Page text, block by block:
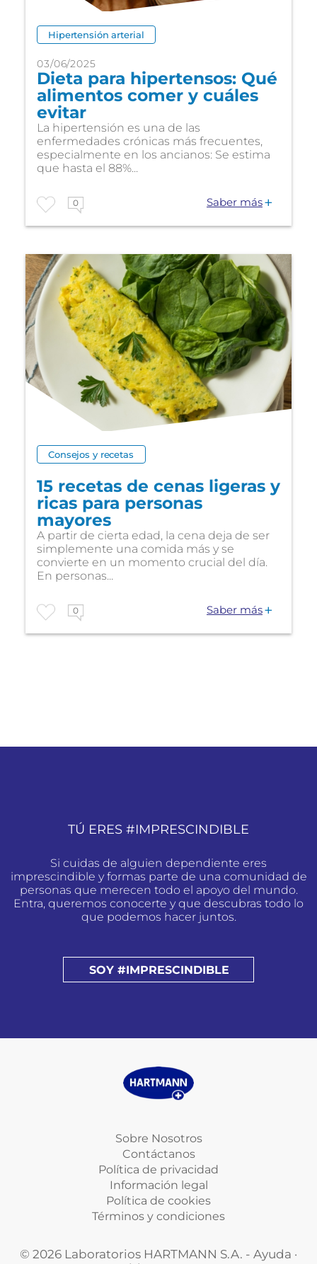
Hipertensión arterial
03/06/2025
Dieta para hipertensos: Qué
alimentos comer y cuáles
evitar
La hipertensión es una de las
enfermedades crónicas más frecuentes,
especialmente en los ancianos: Se estima
que hasta el 88%...
0 Saber más
Consejos y recetas
15 recetas de cenas ligeras y
ricas para personas
mayores
A partir de cierta edad, la cena deja de ser
simplemente una comida más y se
convierte en un momento crucial del día.
En personas...
0 Saber más
TÚ ERES #IMPRESCINDIBLE
Si cuidas de alguien dependiente eres
imprescindible y formas parte de una comunidad de
personas que merecen todo el apoyo del mundo.
Entra, queremos conocerte y que descubras todo lo
que podemos hacer juntos.
SOY #IMPRESCINDIBLE
Sobre Nosotros
Contáctanos
Política de privacidad
Información legal
Política de cookies
Términos y condiciones
© 2026 Laboratorios HARTMANN S.A. - Ayuda ·